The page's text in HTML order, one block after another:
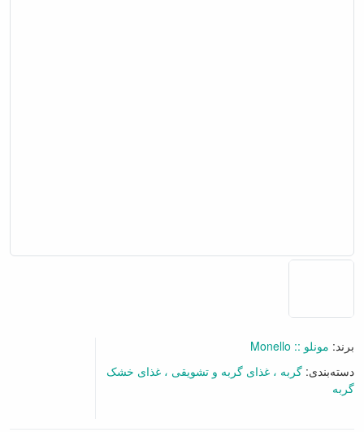
برند: مونلو :: Monello
دسته‌بندی: گربه غذای گربه و تشویقی
غذای خشک
گربه